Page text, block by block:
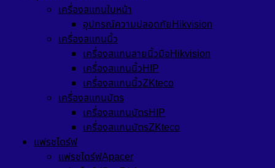
เครื่องสแกนใบหน้า
อุปกรณ์ความปลอดภัยHikvision
เครื่องสแกนนิ้ว
เครื่องสแกนลายนิ้วมือHikvision
เครื่องสแกนนิ้วHIP
เครื่องสแกนนิ้วZKteco
เครื่องสแกนบัตร
เครื่องสแกนบัตรHIP
เครื่องสแกนบัตรZKteco
แฟรชไดร์ฟ
แฟรชไดร์ฟApacer